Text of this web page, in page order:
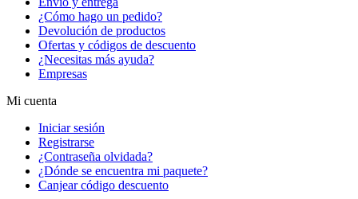
¿Cómo hago un pedido?
Devolución de productos
Ofertas y códigos de descuento
¿Necesitas más ayuda?
Empresas
Mi cuenta
Iniciar sesión
Registrarse
¿Contraseña olvidada?
¿Dónde se encuentra mi paquete?
Canjear código descuento